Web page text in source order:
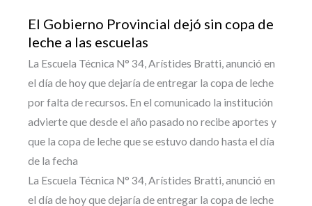
El Gobierno Provincial dejó sin copa de
leche a las escuelas
La Escuela Técnica N° 34, Arístides Bratti, anunció en
el día de hoy que dejaría de entregar la copa de leche
por falta de recursos. En el comunicado la institución
advierte que desde el año pasado no recibe aportes y
que la copa de leche que se estuvo dando hasta el día
de la fecha
La Escuela Técnica N° 34, Arístides Bratti, anunció en
el día de hoy que dejaría de entregar la copa de leche